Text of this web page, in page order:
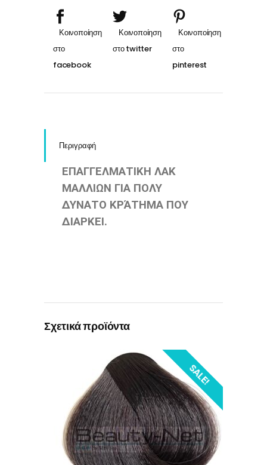
Περιγραφή
ΕΠΑΓΓΕΛΜΑΤΙΚΗ ΛΑΚ
ΜΑΛΛΙΩΝ ΓΙΑ ΠΟΛΥ
ΔΥΝΑΤΟ ΚΡΆΤΗΜΑ ΠΟΥ
ΔΙΑΡΚΕΙ.
Σχετικά προϊόντα
SALE!